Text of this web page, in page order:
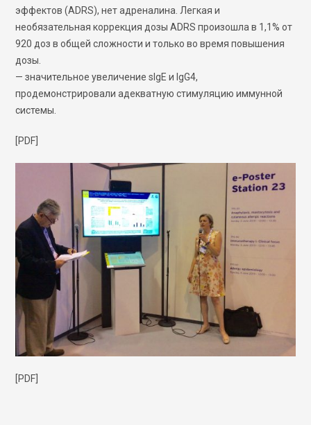
эффектов (ADRS), нет адреналина. Легкая и
необязательная коррекция дозы ADRS произошла в 1,1% от
920 доз в общей сложности и только во время повышения
дозы.
— значительное увеличение sIgE и IgG4,
продемонстрировали адекватную стимуляцию иммунной
системы.
[PDF]
[PDF]